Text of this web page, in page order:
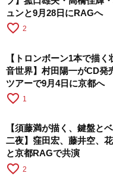
ュンと9月28日にRAGへ
favorite_border 2
【トロンボーン1本で描く
音世界】村田陽一がCD発
ツアーで9月4日に京都へ
favorite_border 1
【須藤満が描く、鍵盤と
二夜】窪田宏、藤井空、
と京都RAGで共演
favorite_border 2